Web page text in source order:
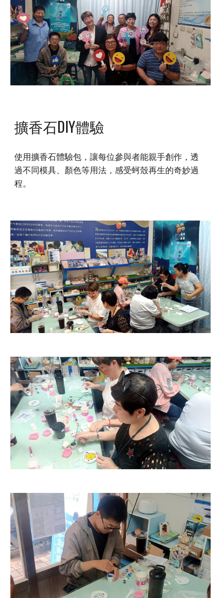
擴香石DIY體驗
使用擴香石體驗包，讓每位參與者能親手創作，透
過不同模具、顏色等用法，感受蚵殼再生的奇妙過
程。